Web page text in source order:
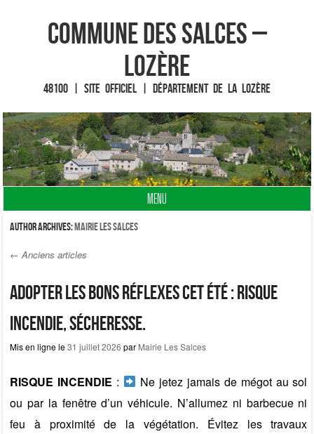
Commune des Salces –
Lozère
48100 | Site officiel | Département de la Lozère
MENU
Fin du contenu
Author Archives:Mairie Les Salces
Post navigation
← Anciens articles
Adopter les bons réflexes cet été : risque
incendie, sécheresse.
Mis en ligne le31 juillet 2026 par Mairie Les Salces
RISQUE INCENDIE :
Ne jetez jamais de mégot au sol
ou par la fenêtre d’un véhicule. N’allumez ni barbecue ni
feu à proximité de la végétation. Évitez les travaux